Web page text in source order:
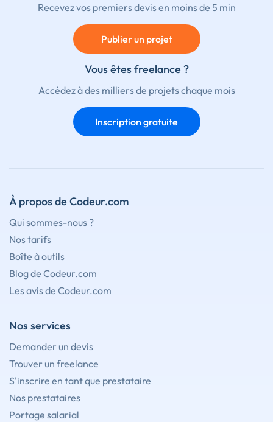
Recevez vos premiers devis en moins de 5 min
Publier un projet
Vous êtes freelance ?
Accédez à des milliers de projets chaque mois
Inscription gratuite
À propos de Codeur.com
Qui sommes-nous ?
Nos tarifs
Boîte à outils
Blog de Codeur.com
Les avis de Codeur.com
Nos services
Demander un devis
Trouver un freelance
S'inscrire en tant que prestataire
Nos prestataires
Portage salarial